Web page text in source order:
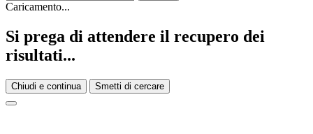
Caricamento...
Si prega di attendere il recupero dei
risultati...
Chiudi e continua Smetti di cercare